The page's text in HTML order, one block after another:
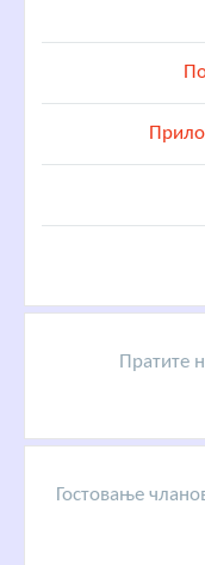
Пратите
Гостовање